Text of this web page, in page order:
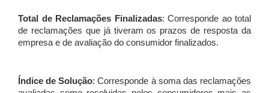
Total de Reclamações Finalizadas: Corresponde ao total
de reclamações que já tiveram os prazos de resposta da
empresa e de avaliação do consumidor finalizados.
Índice de Solução: Corresponde à soma das reclamações